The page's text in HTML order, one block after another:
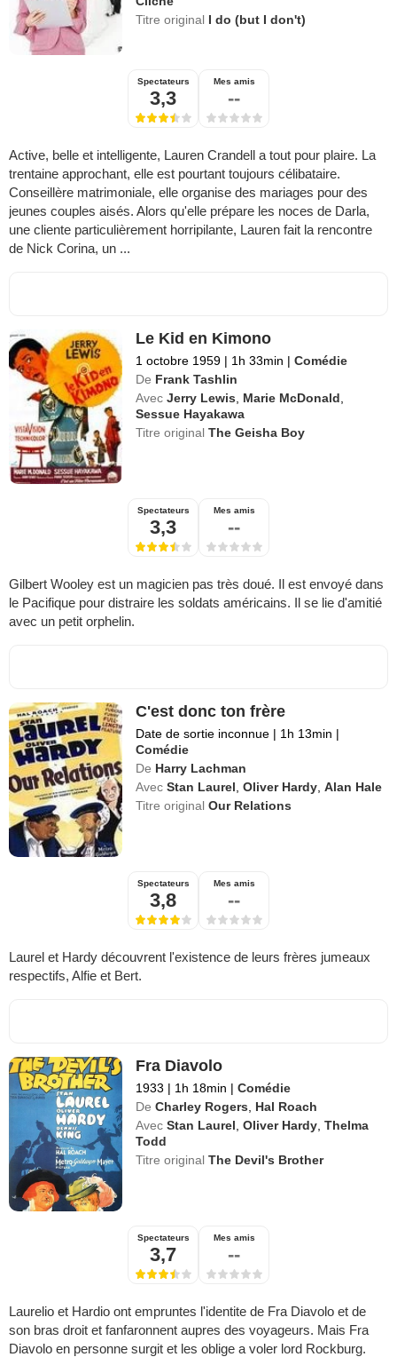
Titre original I do (but I don't)
Spectateurs
3,3
Mes amis
--
Active, belle et intelligente, Lauren Crandell a tout pour plaire. La
trentaine approchant, elle est pourtant toujours célibataire.
Conseillère matrimoniale, elle organise des mariages pour des
jeunes couples aisés. Alors qu'elle prépare les noces de Darla,
une cliente particulièrement horripilante, Lauren fait la rencontre
de Nick Corina, un ...
Le Kid en Kimono
1 octobre 1959 | 1h 33min | Comédie
De Frank Tashlin
Avec Jerry Lewis Marie McDonald
Sessue Hayakawa
Titre originalThe Geisha Boy
Spectateurs
3,3
Mes amis
--
Gilbert Wooley est un magicien pas très doué. Il est envoyé dans
le Pacifique pour distraire les soldats américains. Il se lie d'amitié
avec un petit orphelin.
C'est donc ton frère
Date de sortie inconnue | 1h 13min |
Comédie
De Harry Lachman
Avec Stan Laurel ,Oliver Hardy ,Alan Hale
Titre originalOur Relations
Spectateurs
3,8
Mes amis
--
Laurel et Hardy découvrent l'existence de leurs frères jumeaux
respectifs, Alfie et Bert.
Fra Diavolo
1933 | 1h 18min | Comédie
De Charley Rogers
Hal Roach
Avec Stan Laurel ,Oliver Hardy ,Thelma
Todd
Titre originalThe Devil's Brother
Spectateurs
3,7
Mes amis
--
Laurelio et Hardio ont empruntes l'identite de Fra Diavolo et de
son bras droit et fanfaronnent aupres des voyageurs. Mais Fra
Diavolo en personne surgit et les oblige a voler lord Rockburg.